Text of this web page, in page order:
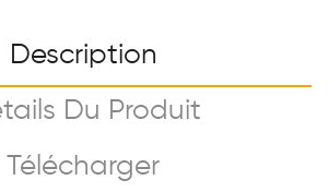
Description
Du Produit
Télécharger